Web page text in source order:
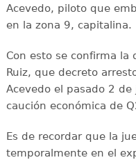
Acevedo, piloto que
en la zona 9, capitalina.
Con esto se confirma la
Ruiz, que decreto
Acevedo el pasado 2
caución económica de
Es de recordar que la
temporalmente en el